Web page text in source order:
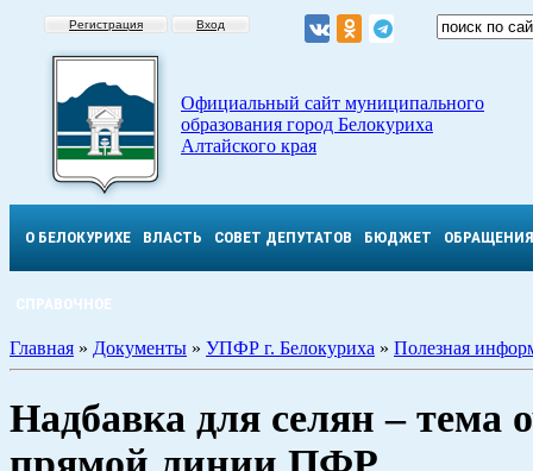
Регистрация Вход
Официальный сайт муниципального
образования город Белокуриха
Алтайского края
О БЕЛОКУРИХЕ ВЛАСТЬ СОВЕТ ДЕПУТАТОВ БЮДЖЕТ ОБРАЩЕНИЯ
СПРАВОЧНОЕ
Главная » Документы » УПФР г. Белокуриха » Полезная
Надбавка для селян – тема